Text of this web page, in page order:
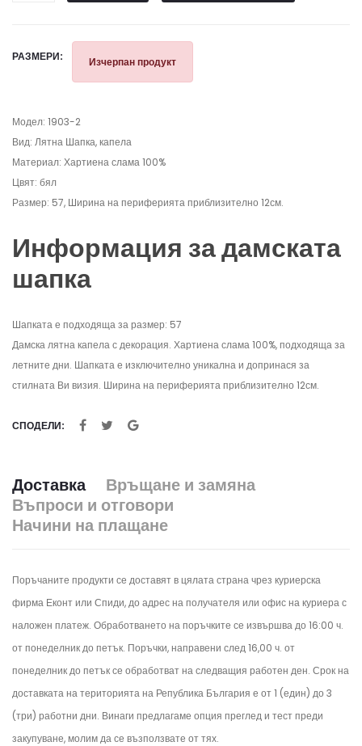
РАЗМЕРИ: Изчерпан продукт
Модел: 1903-2
Вид: Лятна Шапка, капела
Материал: Хартиена слама 100%
Цвят: бял
Размер: 57, Ширина на периферията приблизително 12см.
Информация за дамската
шапка
Шапката е подходяща за размер: 57
Дамска лятна капела с декорация. Хартиена слама 100%, подходяща за
летните дни. Шапката е изключително уникална и допринася за
стилната Ви визия. Ширина на периферията приблизително 12см.
СПОДЕЛИ:
Доставка
Връщане и замяна
Въпроси и отговори
Начини на плащане
Поръчаните продукти се доставят в цялата страна чрез куриерска
фирма Еконт или Спиди, до адрес на получателя или офис на куриера с
наложен платеж. Обработването на поръчките се извършва до 16:00 ч.
от понеделник до петък. Поръчки, направени след 16,00 ч. от
понеделник до петък се обработват на следващия работен ден. Срок на
доставката на територията на Република България е от 1 (един) до 3
(три) работни дни. Винаги предлагаме опция преглед и тест преди
закупуване, молим да се възползвате от тях.